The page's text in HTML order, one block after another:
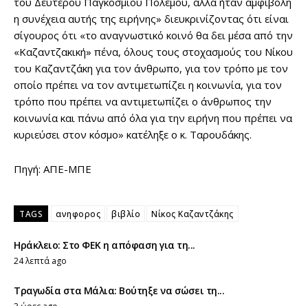
η συνέχεια αυτής της ειρήνης» διευκρινίζοντας ότι είναι
σίγουρος ότι «το αναγνωστικό κοινό θα δει μέσα από την
«Καζαντζακική» πένα, όλους τους στοχασμούς του Νίκου
του Καζαντζάκη για τον άνθρωπο, για τον τρόπο με τον
οποίο πρέπει να τον αντιμετωπίζει η κοινωνία, για τον
τρόπο που πρέπει να αντιμετωπίζει ο άνθρωπος την
κοινωνία και πάνω από όλα για την ειρήνη που πρέπει να
κυριεύσει στον κόσμο» κατέληξε ο κ. Ταρουδάκης.
Πηγή: ΑΠΕ-ΜΠΕ
TAGS ανηφορος βιβλίο Νίκος Καζαντζάκης
Ηράκλειο: Στο ΦΕΚ η απόφαση για τη...
24 λεπτά ago
Τραγωδία στα Μάλια: Βούτηξε να σώσει τη...